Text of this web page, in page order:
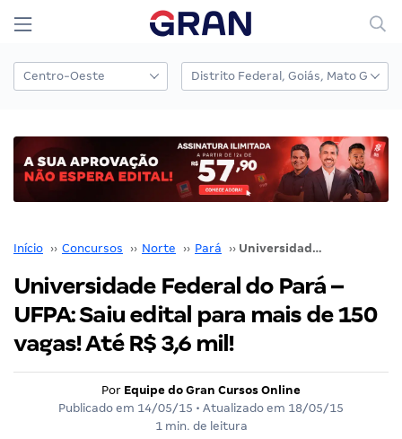
Início ›› Concursos ›› Norte ›› Pará ›› Universidade Federal do Pará – UFPA: Saiu edital para mais de 150 vagas! Até R$ 3,6 mil!
Universidade Federal do Pará –
UFPA: Saiu edital para mais de 150
vagas! Até R$ 3,6 mil!
Por Equipe do Gran Cursos Online
Publicado em 14/05/15 • Atualizado em 18/05/15
1 min. de leitura